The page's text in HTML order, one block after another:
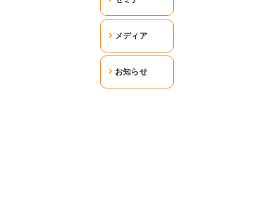
メディア
お知らせ